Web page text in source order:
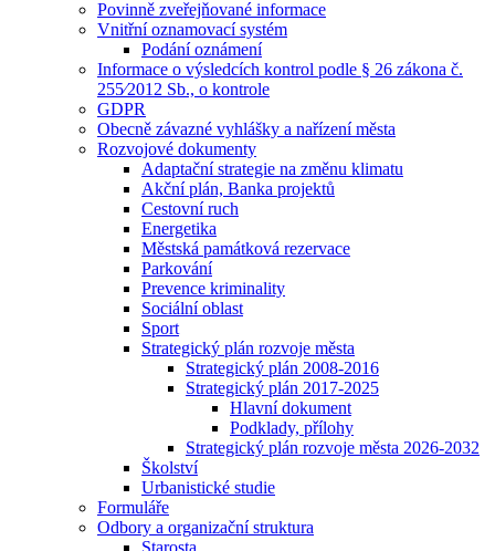
Povinně zveřejňované informace
Vnitřní oznamovací systém
Podání oznámení
Informace o výsledcích kontrol podle § 26 zákona č.
255⁄2012 Sb., o kontrole
GDPR
Obecně závazné vyhlášky a nařízení města
Rozvojové dokumenty
Adaptační strategie na změnu klimatu
Akční plán, Banka projektů
Cestovní ruch
Energetika
Městská památková rezervace
Parkování
Prevence kriminality
Sociální oblast
Sport
Strategický plán rozvoje města
Strategický plán 2008-2016
Strategický plán 2017-2025
Hlavní dokument
Podklady, přílohy
Strategický plán rozvoje města 2026-2032
Školství
Urbanistické studie
Formuláře
Odbory a organizační struktura
Starosta